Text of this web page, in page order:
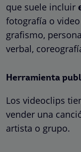
que suele incluir
fotografía o
grafismo,
verbal,
Herramienta
Los videoclips
vender una
artista o grupo.